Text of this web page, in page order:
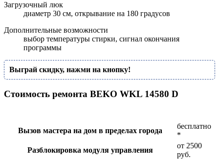
Загрузочный люк
диаметр 30 см, открывание на 180 градусов
Дополнительные возможности
выбор температуры стирки, сигнал окончания
программы
Выграй скидку, нажми на кнопку!
Стоимость ремонта BEKO WKL 14580 D
Вызов мастера на дом в пределах города
бесплатно
*
Разблокировка модуля управления
от 2500
руб.